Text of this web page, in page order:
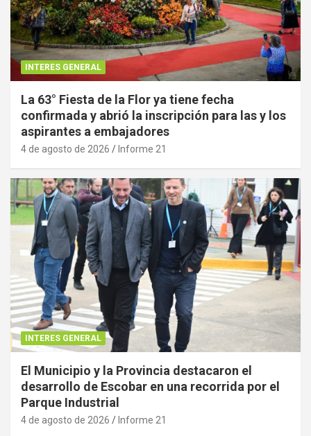
INTERES GENERAL
La 63° Fiesta de la Flor ya tiene fecha
confirmada y abrió la inscripción para las y los
aspirantes a embajadores
4 de agosto de 2026 Informe 21
INTERES GENERAL
El Municipio y la Provincia destacaron el
desarrollo de Escobar en una recorrida por el
Parque Industrial
4 de agosto de 2026 Informe 21